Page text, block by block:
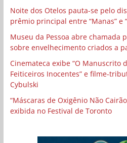
Noite dos Otelos pauta-se pelo
prêmio principal entre “Manas” e
Museu da Pessoa abre chamada
sobre envelhecimento criados a
Cinemateca exibe “O Manuscrito
Feiticeiros Inocentes” e filme-
Cybulski
“Máscaras de Oxigênio Não
exibida no Festival de Toronto